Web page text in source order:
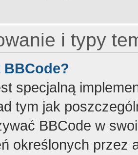
i typy
BBCode?
specjalną
tym jak
BBCode w
określonych przez